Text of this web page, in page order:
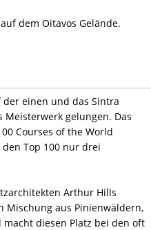
dem Oitavos Gelände.
einen und das Sintra
gelungen. Das
Courses of the World
Top 100 nur drei
Arthur Hills
Mischung aus Pinienwäldern,
diesen Platz bei den oft